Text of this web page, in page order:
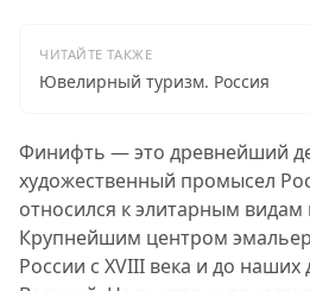
ЧИТАЙТЕ ТАКЖЕ
Ювелирный туризм. Россия
Финифть — это древнейший
художественный промысел
относился к элитарным видам
Крупнейшим центром
России с XVIII века и до наших